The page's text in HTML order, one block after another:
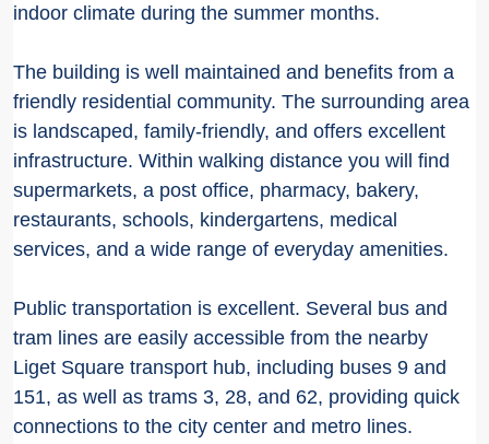
indoor climate during the summer months.
The building is well maintained and benefits from a
friendly residential community. The surrounding area
is landscaped, family-friendly, and offers excellent
infrastructure. Within walking distance you will find
supermarkets, a post office, pharmacy, bakery,
restaurants, schools, kindergartens, medical
services, and a wide range of everyday amenities.
Public transportation is excellent. Several bus and
tram lines are easily accessible from the nearby
Liget Square transport hub, including buses 9 and
151, as well as trams 3, 28, and 62, providing quick
connections to the city center and metro lines.